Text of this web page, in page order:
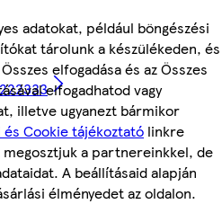
adatokat, például böngészési
tárolunk a készülékeden, és
elfogadása és az Összes
elfogadhatod vagy
illetve ugyanezt bármikor
Cookie tájékoztató linkre
a partnereinkkel, de
A beállításaid alapján
élményedet az oldalon.